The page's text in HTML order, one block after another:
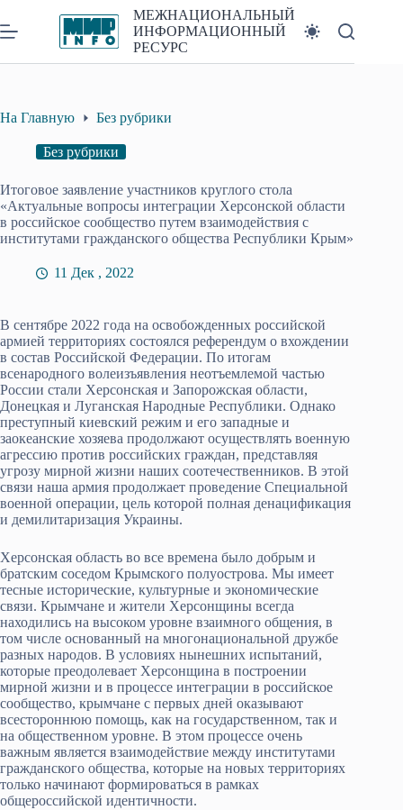
к
сути
МЕЖНАЦИОНАЛЬНЫЙ
ИНФОРМАЦИОННЫЙ
РЕСУРС
На Главную Без рубрики
Без рубрики
Итоговое заявление участников круглого стола
«Актуальные вопросы интеграции Херсонской области
в российское сообщество путем взаимодействия с
институтами гражданского общества Республики Крым»
11 Дек , 2022
В сентябре 2022 года на освобожденных российской
армией территориях состоялся референдум о вхождении
в состав Российской Федерации. По итогам
всенародного волеизъявления неотъемлемой частью
России стали Херсонская и Запорожская области,
Донецкая и Луганская Народные Республики. Однако
преступный киевский режим и его западные и
заокеанские хозяева продолжают осуществлять военную
агрессию против российских граждан, представляя
угрозу мирной жизни наших соотечественников. В этой
связи наша армия продолжает проведение Специальной
военной операции, цель которой полная денацификация
и демилитаризация Украины.
Херсонская область во все времена было добрым и
братским соседом Крымского полуострова. Мы имеет
тесные исторические, культурные и экономические
связи. Крымчане и жители Херсонщины всегда
находились на высоком уровне взаимного общения, в
том числе основанный на многонациональной дружбе
разных народов. В условиях нынешних испытаний,
которые преодолевает Херсонщина в построении
мирной жизни и в процессе интеграции в российское
сообщество, крымчане с первых дней оказывают
всестороннюю помощь, как на государственном, так и
на общественном уровне. В этом процессе очень
важным является взаимодействие между институтами
гражданского общества, которые на новых территориях
только начинают формироваться в рамках
общероссийской идентичности.